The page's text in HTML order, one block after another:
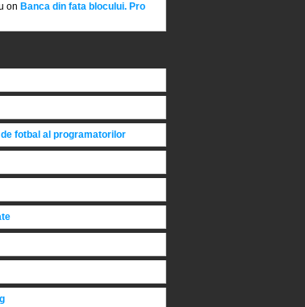
on Banca din fata blocului. Pro
fotbal al programatorilor